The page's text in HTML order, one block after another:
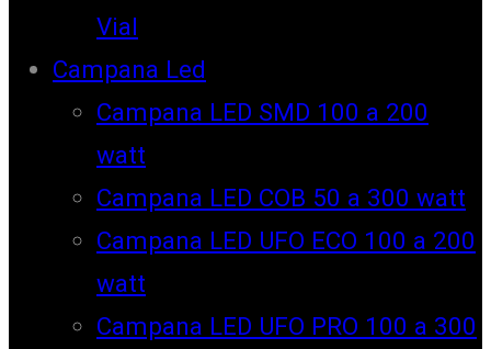
Vial
Campana Led
Campana LED SMD 100 a 200
watt
Campana LED COB 50 a 300 watt
Campana LED UFO ECO 100 a 200
watt
Campana LED UFO PRO 100 a 300